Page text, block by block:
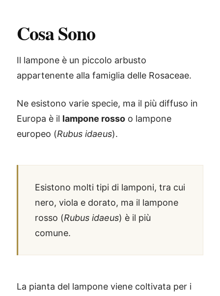
Cosa Sono
Il lampone è un piccolo arbusto
appartenente alla famiglia delle Rosaceae.
Ne esistono varie specie, ma il più diffuso in
Europa è il lampone rosso o lampone
europeo (Rubus idaeus).
Esistono molti tipi di lamponi, tra cui
nero, viola e dorato, ma il lampone
rosso (Rubus idaeus) è il più
comune.
La pianta del lampone viene coltivata per i